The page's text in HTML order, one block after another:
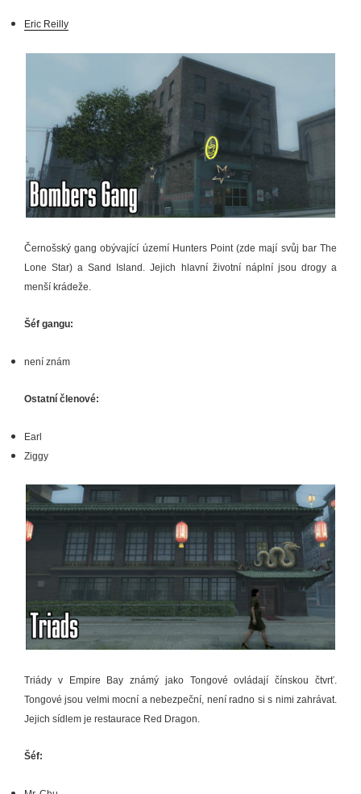
Eric Reilly
Černošský gang obývající území Hunters Point (zde mají svůj bar The
Lone Star) a Sand Island. Jejich hlavní životní náplní jsou drogy a
menší krádeže.
Šéf gangu:
není znám
Ostatní členové:
Earl
Ziggy
Triády v Empire Bay známý jako Tongové ovládají čínskou čtvrť.
Tongové jsou velmi mocní a nebezpeční, není radno si s nimi zahrávat.
Jejich sídlem je restaurace Red Dragon.
Šéf: